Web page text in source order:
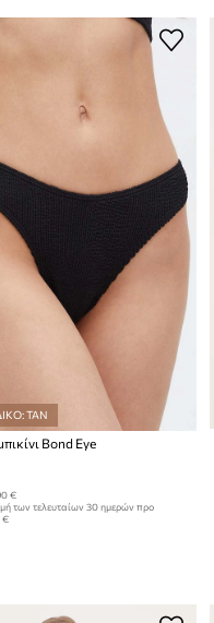
TAN
Bond Eye
€
των τελευταίων 30 ημερών προ
€